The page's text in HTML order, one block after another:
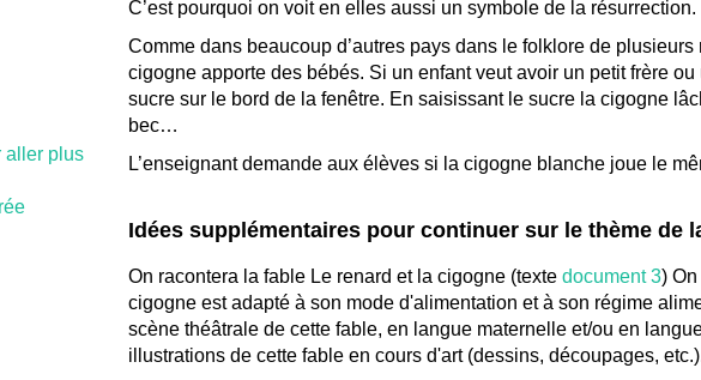
aller plus
C’est pourquoi on voit en elles aussi un symbole de la résurrection.
Comme dans beaucoup d’autres pays dans le folklore de
cigogne apporte des bébés. Si un enfant veut avoir un petit frère
sucre sur le bord de la fenêtre. En saisissant le sucre la cigogne
bec…
L’enseignant demande aux élèves si la cigogne blanche joue le
Idées supplémentaires pour continuer sur le thème de
On racontera la fable Le renard et la cigogne (texte document 3)
cigogne est adapté à son mode d'alimentation et à son régime
scène théâtrale de cette fable, en langue maternelle et/ou en
illustrations de cette fable en cours d'art (dessins, découpages,